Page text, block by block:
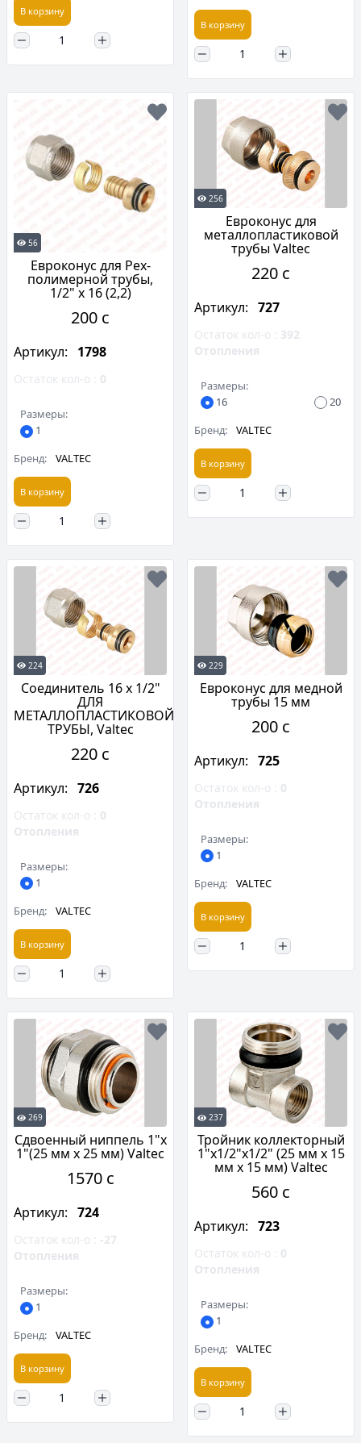
В корзину
В корзину
56
Евроконус для Pex-
полимерной трубы,
1/2" х 16 (2,2)
200 c
Артикул: 1798
Остаток кол-о : 0
Размеры:
1
Бренд:
VALTEC
В корзину
256
Евроконус для
металлопластиковой
трубы Valtec
220 c
Артикул: 727
Остаток кол-о : 392
Отопления
Размеры:
16
20
Бренд:
VALTEC
В корзину
224
Соединитель 16 х 1/2"
ДЛЯ
МЕТАЛЛОПЛАСТИКОВОЙ
ТРУБЫ, Valtec
220 c
Артикул: 726
Остаток кол-о : 0
Отопления
Размеры:
1
Бренд:
VALTEC
В корзину
229
Евроконус для медной
трубы 15 мм
200 c
Артикул: 725
Остаток кол-о : 0
Отопления
Размеры:
1
Бренд:
VALTEC
В корзину
269
Сдвоенный ниппель 1"х
1"(25 мм х 25 мм) Valtec
1570 c
Артикул: 724
Остаток кол-о : -27
Отопления
Размеры:
1
Бренд:
VALTEC
В корзину
237
Тройник коллекторный
1"х1/2"х1/2" (25 мм х 15
мм х 15 мм) Valtec
560 c
Артикул: 723
Остаток кол-о : 0
Отопления
Размеры:
1
Бренд:
VALTEC
В корзину